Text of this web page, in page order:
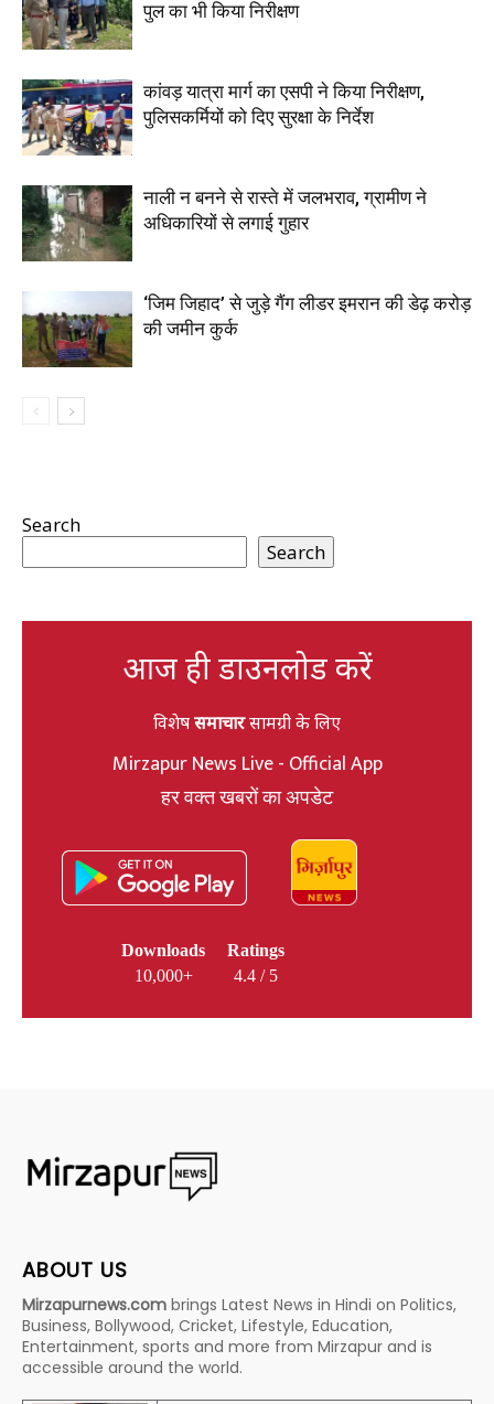
पुल का भी किया निरीक्षण
कांवड़ यात्रा मार्ग का एसपी ने किया निरीक्षण,
पुलिसकर्मियों को दिए सुरक्षा के निर्देश
नाली न बनने से रास्ते में जलभराव, ग्रामीण ने
अधिकारियों से लगाई गुहार
‘जिम जिहाद’ से जुड़े गैंग लीडर इमरान की डेढ़ करोड़
की जमीन कुर्क
Search
Search
आज ही डाउनलोड करें
विशेषसमाचारसामग्री के लिए
Mirzapur News Live - Official App
हर वक्त खबरों का अपडेट
Downloads
10,000+
Ratings
4.4 / 5
ABOUT US
Mirzapurnews.com brings Latest News in Hindi on Politics,
Business, Bollywood, Cricket, Lifestyle, Education,
Entertainment, sports and more from Mirzapur and is
accessible around the world.